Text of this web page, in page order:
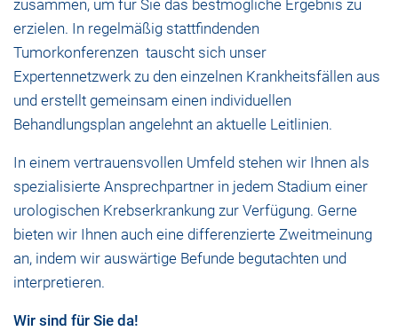
zusammen, um für Sie das bestmögliche Ergebnis zu
erzielen. In regelmäßig stattfindenden
Tumorkonferenzen tauscht sich unser
Expertennetzwerk zu den einzelnen Krankheitsfällen aus
und erstellt gemeinsam einen individuellen
Behandlungsplan angelehnt an aktuelle Leitlinien.
In einem vertrauensvollen Umfeld stehen wir Ihnen als
spezialisierte Ansprechpartner in jedem Stadium einer
urologischen Krebserkrankung zur Verfügung. Gerne
bieten wir Ihnen auch eine differenzierte Zweitmeinung
an, indem wir auswärtige Befunde begutachten und
interpretieren.
Wir sind für Sie da!